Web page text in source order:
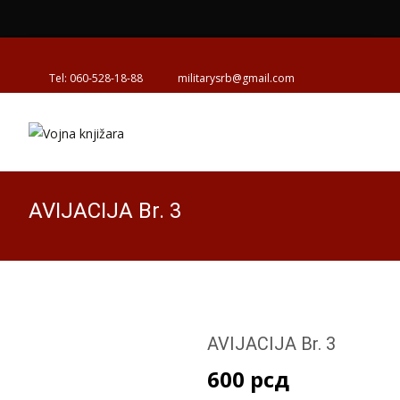
Tel: 060-528-18-88 militarysrb@gmail.com
AVIJACIJA Br. 3
AVIJACIJA Br. 3
600 рсд